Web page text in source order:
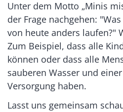
Unter dem Motto „Minis
der Frage nachgehen:
von heute anders laufen?"
Zum Beispiel, dass alle
können oder dass alle
sauberen Wasser und
Versorgung haben.
Lasst uns gemeinsam